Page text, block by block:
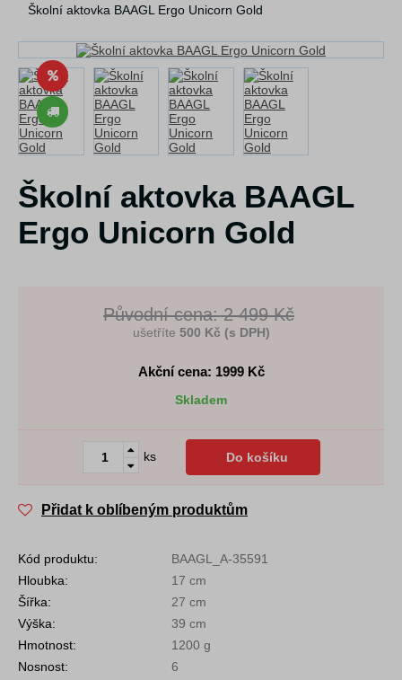
Školní aktovka BAAGL Ergo Unicorn Gold
Školní aktovka BAAGL
Ergo Unicorn Gold
Původní cena: 2 499 Kč
ušetříte 500 Kč (s DPH)
Akční cena: 1999Kč
Skladem
ks Do košíku
Přidat k oblíbeným produktům
Kód produktu:
BAAGL_A-35591
Hloubka:
17 cm
Šířka:
27 cm
Výška:
39 cm
Hmotnost:
1200 g
Nosnost:
6